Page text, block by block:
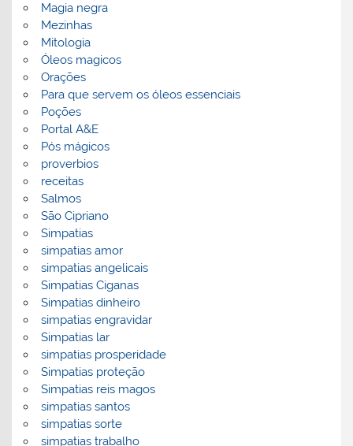
Magia negra
Mezinhas
Mitologia
Óleos magicos
Orações
Para que servem os óleos essenciais
Poções
Portal A&E
Pós mágicos
proverbios
receitas
Salmos
São Cipriano
Simpatias
simpatias amor
simpatias angelicais
Simpatias Ciganas
Simpatias dinheiro
simpatias engravidar
Simpatias lar
simpatias prosperidade
Simpatias proteção
Simpatias reis magos
simpatias santos
simpatias sorte
simpatias trabalho